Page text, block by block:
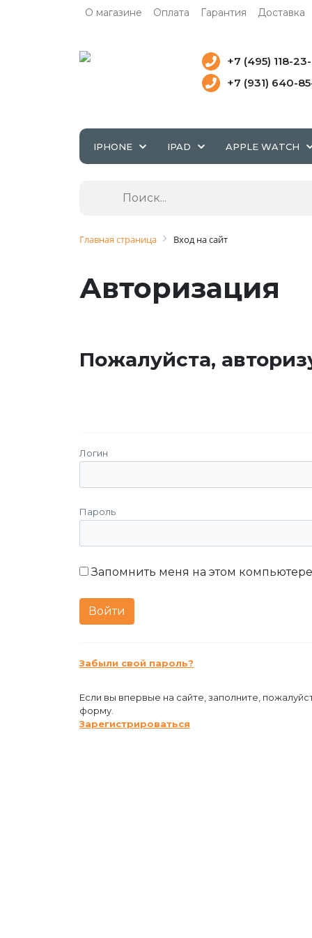
О магазине Оплата Гарантия Доставка
+7 (495) 118-
+7 (931) 640-
IPHONE IPAD APPLE WATCH
Главная страница Вход на сайт
Авторизация
Пожалуйста,
Логин
Пароль
Запомнить меня на этом компьютере
Забыли свой пароль?
Если вы впервые на сайте, заполните,
форму.
Зарегистрироваться